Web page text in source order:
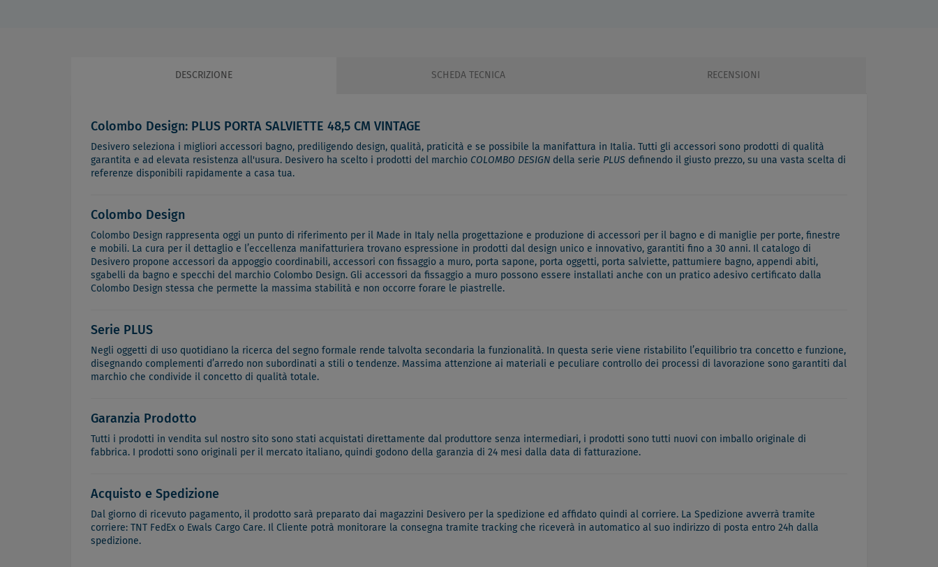
DESCRIZIONE SCHEDA TECNICA RECENSIONI
Colombo Design: PLUS PORTA SALVIETTE 48,5 CM VINTAGE
Desivero seleziona i migliori accessori bagno, prediligendo design, qualità, praticità e se possibile la manifattura in Italia. Tutti gli accessori sono prodotti di qualità
garantita e ad elevata resistenza all'usura. Desivero ha scelto i prodotti del marchio COLOMBO DESIGN della serie PLUS definendo il giusto prezzo, su una vasta scelta di
referenze disponibili rapidamente a casa tua.
Colombo Design
Colombo Design rappresenta oggi un punto di riferimento per il Made in Italy nella progettazione e produzione di accessori per il bagno e di maniglie per porte, finestre
e mobili. La cura per il dettaglio e l’eccellenza manifatturiera trovano espressione in prodotti dal design unico e innovativo, garantiti fino a 30 anni. Il catalogo di
Desivero propone accessori da appoggio coordinabili, accessori con fissaggio a muro, porta sapone, porta oggetti, porta salviette, pattumiere bagno, appendi abiti,
sgabelli da bagno e specchi del marchio Colombo Design. Gli accessori da fissaggio a muro possono essere installati anche con un pratico adesivo certificato dalla
Colombo Design stessa che permette la massima stabilità e non occorre forare le piastrelle.
Serie PLUS
Negli oggetti di uso quotidiano la ricerca del segno formale rende talvolta secondaria la funzionalità. In questa serie viene ristabilito l’equilibrio tra concetto e funzione,
disegnando complementi d’arredo non subordinati a stili o tendenze. Massima attenzione ai materiali e peculiare controllo dei processi di lavorazione sono garantiti dal
marchio che condivide il concetto di qualità totale.
Garanzia Prodotto
Tutti i prodotti in vendita sul nostro sito sono stati acquistati direttamente dal produttore senza intermediari, i prodotti sono tutti nuovi con imballo originale di
fabbrica. I prodotti sono originali per il mercato italiano, quindi godono della garanzia di 24 mesi dalla data di fatturazione.
Acquisto e Spedizione
Dal giorno di ricevuto pagamento, il prodotto sarà preparato dai magazzini Desivero per la spedizione ed affidato quindi al corriere. La Spedizione avverrà tramite
corriere: TNT FedEx o Ewals Cargo Care. Il Cliente potrà monitorare la consegna tramite tracking che riceverà in automatico al suo indirizzo di posta entro 24h dalla
spedizione.